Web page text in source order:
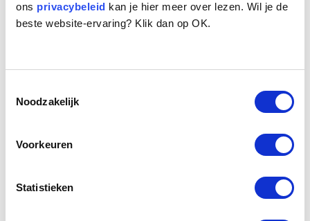
ons privacybeleid kan je hier meer over lezen. Wil je de
beste website-ervaring? Klik dan op OK.
Noodzakelijk
Voorkeuren
Statistieken
Ras/type: Bastaard
Reden opvang:
Tim is een kleine kruising, een reutje van 12 jaar oud.